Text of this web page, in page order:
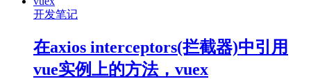
开发笔记
在axios interceptors(拦截器)中引用
vue实例上的方法，vuex